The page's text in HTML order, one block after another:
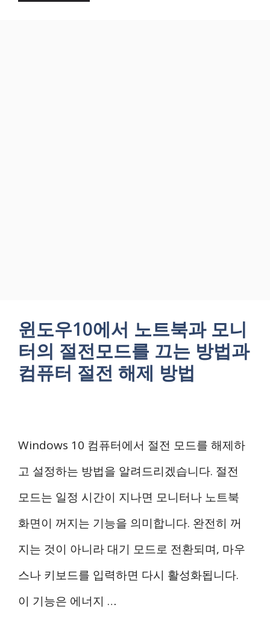
윈도우10에서 노트북과 모니
터의 절전모드를 끄는 방법과
컴퓨터 절전 해제 방법
Windows 10 컴퓨터에서 절전 모드를 해제하
고 설정하는 방법을 알려드리겠습니다. 절전
모드는 일정 시간이 지나면 모니터나 노트북
화면이 꺼지는 기능을 의미합니다. 완전히 꺼
지는 것이 아니라 대기 모드로 전환되며, 마우
스나 키보드를 입력하면 다시 활성화됩니다.
이 기능은 에너지 …